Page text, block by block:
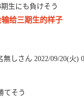
生にも負けそう
给三期生的样子
しさん 2022/09/20(火)
てそう